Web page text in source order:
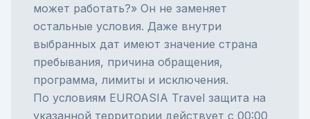
может работать?» Он не заменяет
остальные условия. Даже внутри
выбранных дат имеют значение страна
пребывания, причина обращения,
программа, лимиты и исключения.
По условиям EUROASIA Travel защита на
указанной территории действует с 00:00